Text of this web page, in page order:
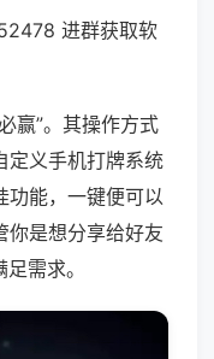
进群获取软
赢”。其操作方式
定义手机打牌系统
功能，一键便可以
你是想分享给好友
需求。